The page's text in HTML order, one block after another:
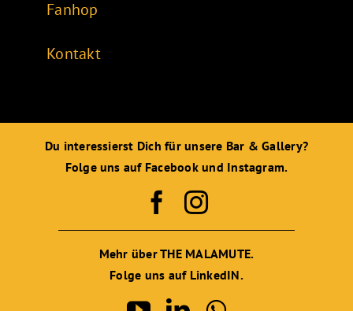
Fanhop
Kontakt
Du interessierst Dich für unsere Bar & Gallery?
Folge uns auf Facebook und Instagram.
Mehr über THE MALAMUTE.
Folge uns auf LinkedIN.